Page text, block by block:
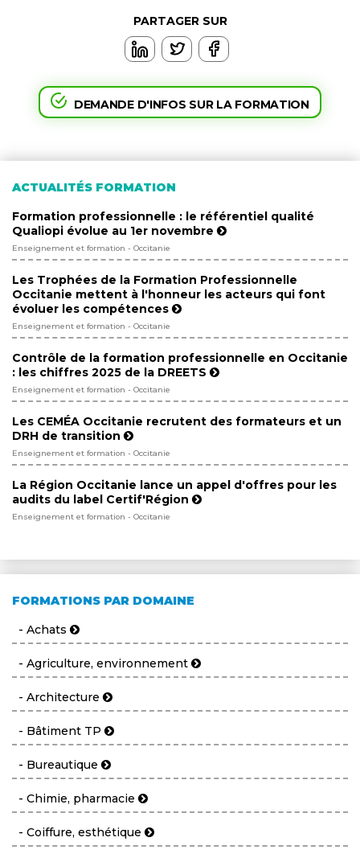
DEMANDE D'INFOS SUR LA FORMATION
PARTAGER SUR
ACTUALITÉS FORMATION
Formation professionnelle : le référentiel qualité
Qualiopi évolue au 1er novembre
Enseignement et formation - Occitanie
Les Trophées de la Formation Professionnelle
Occitanie mettent à l'honneur les acteurs qui font
évoluer les compétences
Enseignement et formation - Occitanie
Contrôle de la formation professionnelle en Occitanie
: les chiffres 2025 de la DREETS
Enseignement et formation - Occitanie
Les CEMÉA Occitanie recrutent des formateurs et un
DRH de transition
Enseignement et formation - Occitanie
La Région Occitanie lance un appel d'offres pour les
audits du label Certif'Région
Enseignement et formation - Occitanie
FORMATIONS PAR DOMAINE
- Achats
- Agriculture, environnement
- Architecture
- Bâtiment TP
- Bureautique
- Chimie, pharmacie
- Coiffure, esthétique